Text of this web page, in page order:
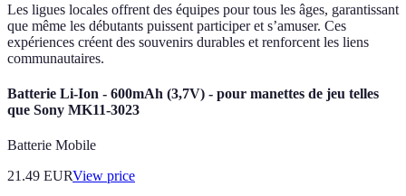
Les ligues locales offrent des équipes pour tous les âges, garantissant
que même les débutants puissent participer et s’amuser. Ces
expériences créent des souvenirs durables et renforcent les liens
communautaires.
Batterie Li-Ion - 600mAh (3,7V) - pour manettes de jeu telles
que Sony MK11-3023
Batterie Mobile
21.49 EURView price